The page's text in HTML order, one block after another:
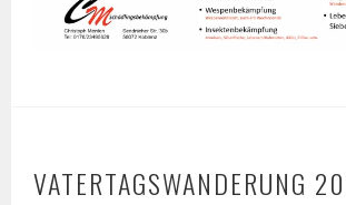
VATERTAGSWANDERUNG